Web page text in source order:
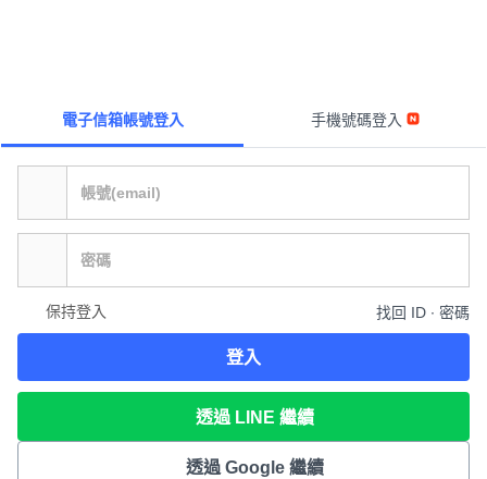
電子信箱帳號登入 手機號碼登入
保持登入 找回 ID ∙ 密碼
登入
透過 LINE 繼續
透過 Google 繼續